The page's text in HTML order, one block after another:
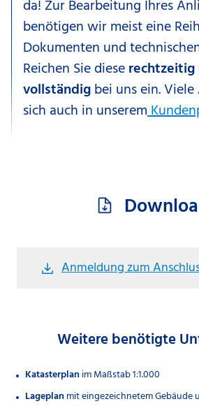
da! Zur Bearbeitung Ihres
benötigen wir meist eine
Dokumenten und
Reichen Sie dieserechtzeitig
vollständigbei uns ein.
sich auch in unserem
file_download Anmeldung zum
Weitere benötigte
Katasterplan im Maßstab 1:1.000
Lageplan mit eingezeichnetem